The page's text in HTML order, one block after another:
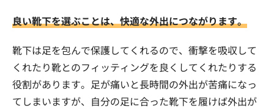
良い靴下を選ぶことは、快適な外出につながります。
靴下は足を包んで保護してくれるので、衝撃を吸収して
くれたり靴とのフィッティングを良くしてくれたりする
役割があります。足が痛いと長時間の外出が苦痛になっ
てしまいますが、自分の足に合った靴下を履けば外出が